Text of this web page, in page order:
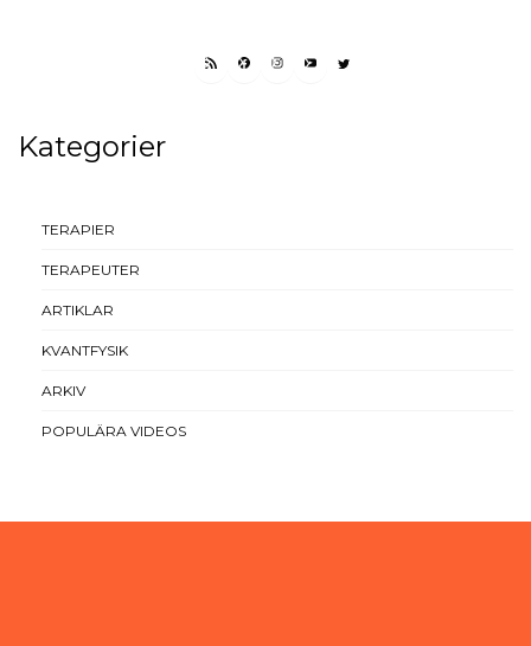
RSS FEEDFACEBOOK
INSTAGRAM
YOUTUBETWITTER
Kategorier
TERAPIER
TERAPEUTER
ARTIKLAR
KVANTFYSIK
ARKIV
POPULÄRA VIDEOS